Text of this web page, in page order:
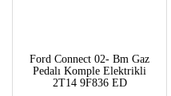
Ford Connect 02- Bm Gaz
Pedalı Komple Elektrikli
2T14 9F836 ED